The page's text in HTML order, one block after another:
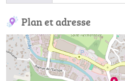
Plan et adresse